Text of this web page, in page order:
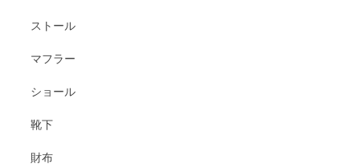
ストール
マフラー
ショール
靴下
財布